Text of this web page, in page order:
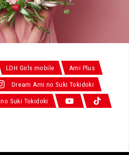
LDH Girls mobile Ami Plus
Dream Ami no Suki Tokidoki
Suki Tokidoki